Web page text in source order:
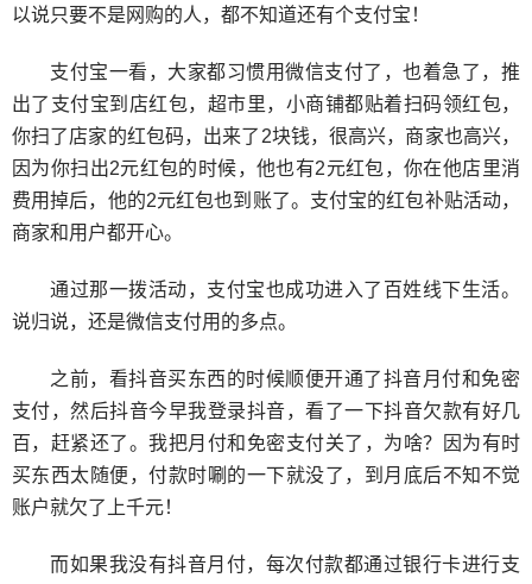
以说只要不是网购的人，都不知道还有个支付宝！
支付宝一看，大家都习惯用微信支付了，也着急了，推
出了支付宝到店红包，超市里，小商铺都贴着扫码领红包，
你扫了店家的红包码，出来了2块钱，很高兴，商家也高兴，
因为你扫出2元红包的时候，他也有2元红包，你在他店里消
费用掉后，他的2元红包也到账了。支付宝的红包补贴活动，
商家和用户都开心。
通过那一拨活动，支付宝也成功进入了百姓线下生活。
说归说，还是微信支付用的多点。
之前，看抖音买东西的时候顺便开通了抖音月付和免密
支付，然后抖音今早我登录抖音，看了一下抖音欠款有好几
百，赶紧还了。我把月付和免密支付关了，为啥？因为有时
买东西太随便，付款时唰的一下就没了，到月底后不知不觉
账户就欠了上千元！
而如果我没有抖音月付，每次付款都通过银行卡进行支